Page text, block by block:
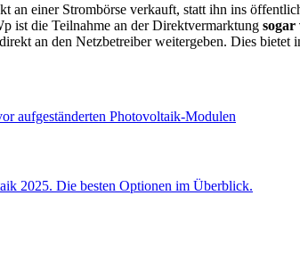
einer Strombörse verkauft, statt ihn ins
ist die Teilnahme an der Direktvermarktung sogar
an den Netzbetreiber weitergeben. Dies bietet
2025. Die besten Optionen im Überblick.